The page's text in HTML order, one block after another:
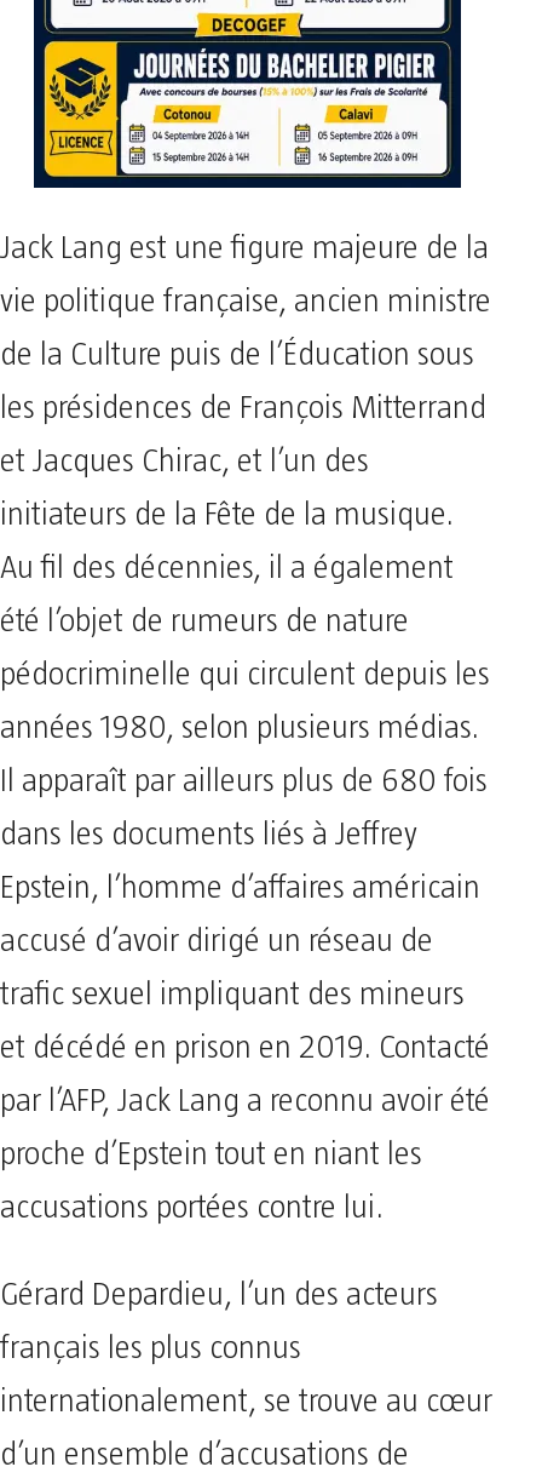
Jack Lang est une figure majeure de la
vie politique française, ancien ministre
de la Culture puis de l’Éducation sous
les présidences de François Mitterrand
et Jacques Chirac, et l’un des
initiateurs de la Fête de la musique.
Au fil des décennies, il a également
été l’objet de rumeurs de nature
pédocriminelle qui circulent depuis les
années 1980, selon plusieurs médias.
Il apparaît par ailleurs plus de 680 fois
dans les documents liés à Jeffrey
Epstein, l’homme d’affaires américain
accusé d’avoir dirigé un réseau de
trafic sexuel impliquant des mineurs
et décédé en prison en 2019. Contacté
par l’AFP, Jack Lang a reconnu avoir été
proche d’Epstein tout en niant les
accusations portées contre lui.
Gérard Depardieu, l’un des acteurs
français les plus connus
internationalement, se trouve au cœur
d’un ensemble d’accusations de